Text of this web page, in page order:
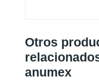
Otros
anumex